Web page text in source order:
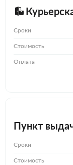
Сроки
Стоимость
Оплата
Пункт
Сроки
Стоимость